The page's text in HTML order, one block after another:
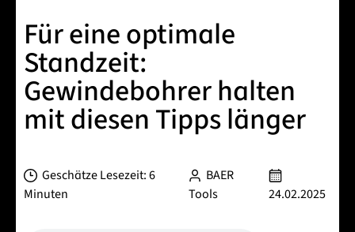
Für eine optimale
Standzeit:
Gewindebohrer halten
mit diesen Tipps länger
Geschätze Lesezeit: 6
Minuten
BAER
Tools
24.02.2025